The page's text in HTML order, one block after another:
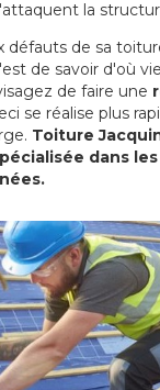
la
défauts de sa
de savoir d'où
de faire une
se réalise plus
Toiture
dans